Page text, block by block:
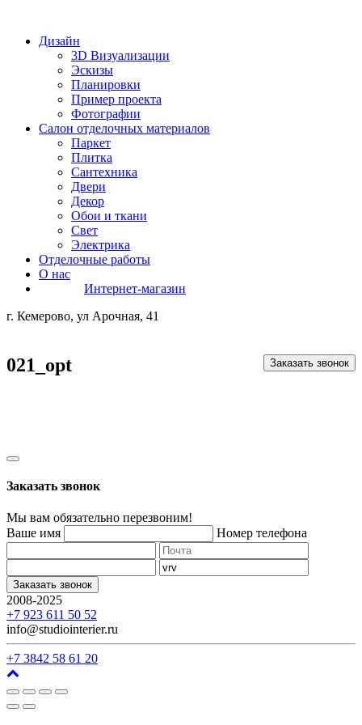
Дизайн
3D Визуализации
Эскизы
Планировки
Пример проекта
Фотографии
Салон отделочных материалов
Паркет
Плитка
Сантехника
Двери
Декор
Обои и ткани
Свет
Электрика
Отделочные работы
О нас
Интернет-магазин
г. Кемерово, ул Арочная, 41
021_opt Заказать звонок
Заказать звонок
Мы вам обязательно перезвоним!
Ваше имя
Номер телефона
Заказать звонок
2008-2025
+7 923 611 50 52
info@studiointerier.ru
+7 3842 58 61 20